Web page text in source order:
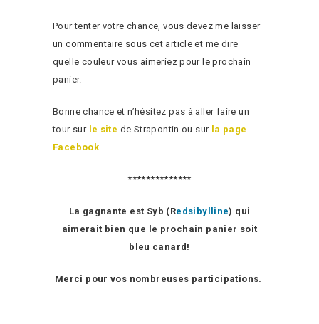
Pour tenter votre chance, vous devez me laisser
un commentaire sous cet article et me dire
quelle couleur vous aimeriez pour le prochain
panier.
Bonne chance et n’hésitez pas à aller faire un
tour sur le site de Strapontin ou sur la page
Facebook.
**************
La gagnante est Syb (Redsibylline) qui
aimerait bien que le prochain panier soit
bleu canard!
Merci pour vos nombreuses participations.